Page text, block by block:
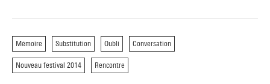
Christine Bolron,christine.bolron@centrepompidou.fr
Pour recevoir les annonces de nos soirées :
Christine Bolron,paroleaucentre@centrepompidou.fr
Mémoire Substitution Oubli Conversation
Nouveau festival 2014 Rencontre